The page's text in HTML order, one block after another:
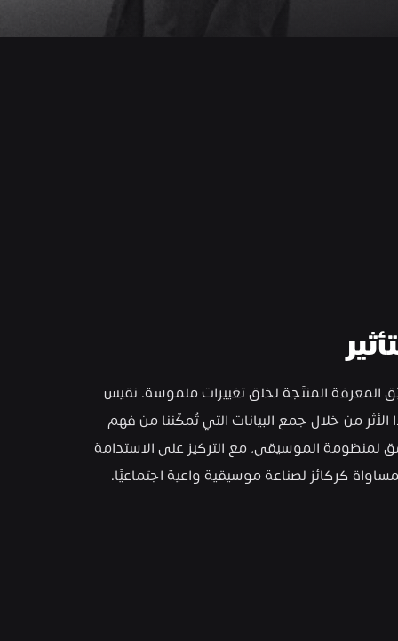
نُطبّق المعرفة المنتَجة لخلق تغييرات ملموسة. نقيس
هذا الأثر من خلال جمع البيانات التي تُمكّننا من فهم
أعمق لمنظومة الموسيقى، مع التركيز على الاستدامة
كركائز لصناعة موسيقية واعية اجتماعيًا.